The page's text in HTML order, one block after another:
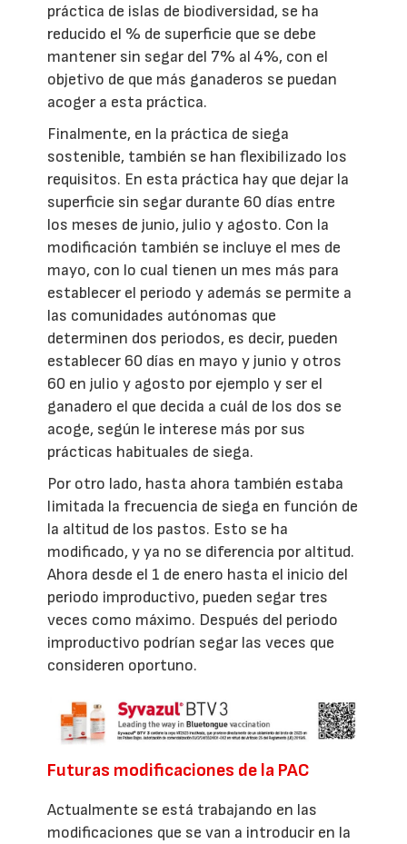
práctica de islas de biodiversidad, se ha
reducido el % de superficie que se debe
mantener sin segar del 7% al 4%, con el
objetivo de que más ganaderos se puedan
acoger a esta práctica.
Finalmente, en la práctica de siega
sostenible, también se han flexibilizado los
requisitos. En esta práctica hay que dejar la
superficie sin segar durante 60 días entre
los meses de junio, julio y agosto. Con la
modificación también se incluye el mes de
mayo, con lo cual tienen un mes más para
establecer el periodo y además se permite a
las comunidades autónomas que
determinen dos periodos, es decir, pueden
establecer 60 días en mayo y junio y otros
60 en julio y agosto por ejemplo y ser el
ganadero el que decida a cuál de los dos se
acoge, según le interese más por sus
prácticas habituales de siega.
Por otro lado, hasta ahora también estaba
limitada la frecuencia de siega en función de
la altitud de los pastos. Esto se ha
modificado, y ya no se diferencia por altitud.
Ahora desde el 1 de enero hasta el inicio del
periodo improductivo, pueden segar tres
veces como máximo. Después del periodo
improductivo podrían segar las veces que
consideren oportuno.
Futuras modificaciones de la PAC
Actualmente se está trabajando en las
modificaciones que se van a introducir en la